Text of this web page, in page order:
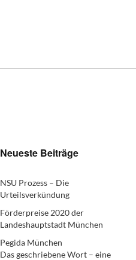
Neueste Beiträge
NSU Prozess – Die
Urteilsverkündung
Förderpreise 2020 der
Landeshauptstadt München
Pegida München
Das geschriebene Wort – eine